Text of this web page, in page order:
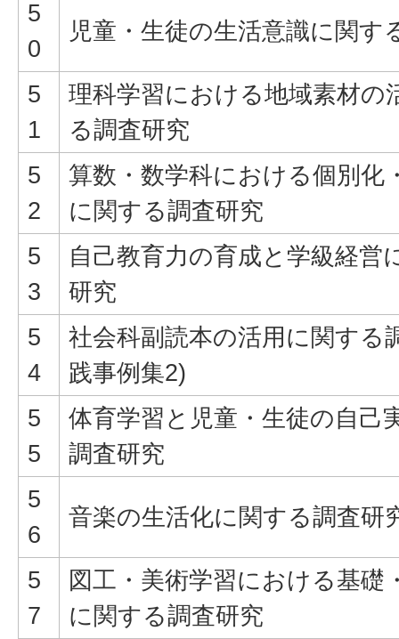
5
0
児童・生徒の生活意識に関す
5
1
理科学習における地域素材の
る調査研究
5
2
算数・数学科における個別化
に関する調査研究
5
3
自己教育力の育成と学級経営
研究
5
4
社会科副読本の活用に関する
践事例集2)
5
5
体育学習と児童・生徒の自己
調査研究
5
6
音楽の生活化に関する調査研
5
7
図工・美術学習における基礎
に関する調査研究